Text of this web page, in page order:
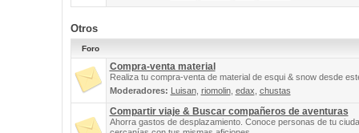
Otros
Foro
Compra-venta material
Realiza tu compra-venta de material de esqui & snow desde
Moderadores: Luisan, riomolin, edax chustas
Compartir viaje & Buscar compañeros de aventuras
Ahorra gastos de desplazamiento. Conoce personas de tu